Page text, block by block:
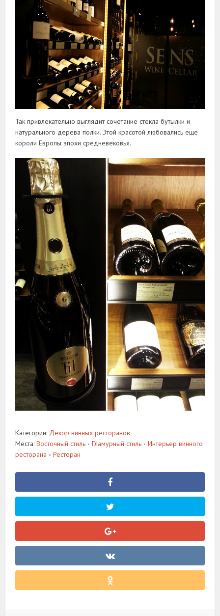
Так привлекательно выглядит сочетание стекла бутылки и
натурального дерева полки. Этой красотой любовались ещё
короли Европы эпохи средневековья.
Категории: Декор винных ресторанов
Места:Восточный стиль • Гламурный стиль • Интерьер винного
ресторана • Ресторан